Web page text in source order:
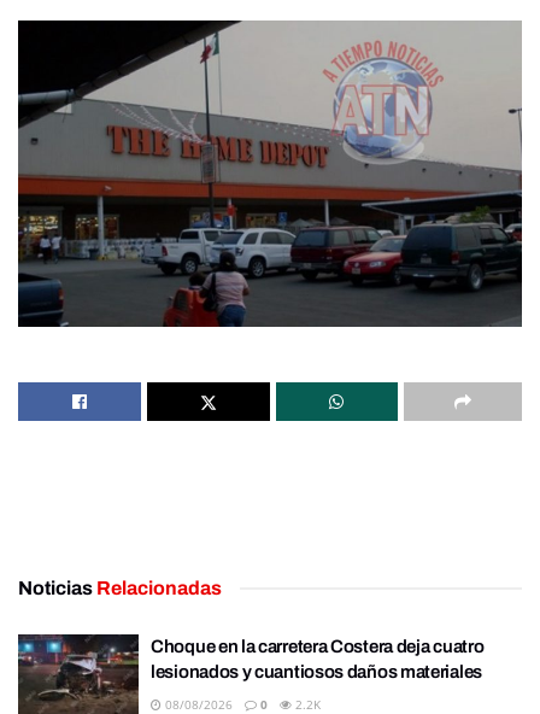
Noticias Relacionadas
Choque en la carretera Costera deja cuatro
lesionados y cuantiosos daños materiales
08/08/2026 0 2.2K